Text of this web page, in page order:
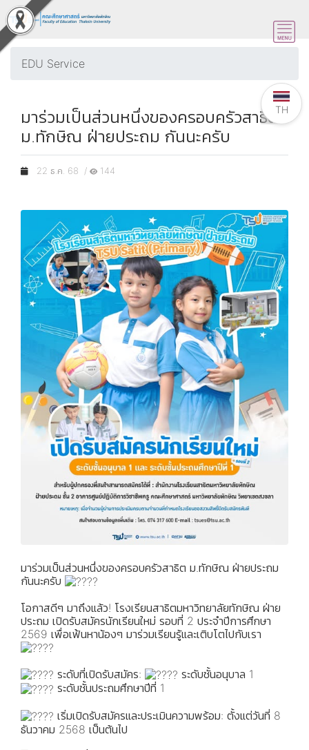
EDU Service
มาร่วมเป็นส่วนหนึ่งของครอบครัวสาธิต
ม.ทักษิณ ฝ่ายประถม กันนะครับ
22 ธ.ค. 68 / 144
มาร่วมเป็นส่วนหนึ่งของครอบครัวสาธิต ม.ทักษิณ ฝ่ายประถม
กันนะครับ
โอกาสดีๆ มาถึงแล้ว! โรงเรียนสาธิตมหาวิทยาลัยทักษิณ ฝ่าย
ประถม เปิดรับสมัครนักเรียนใหม่ รอบที่ 2 ประจำปีการศึกษา
2569 เพื่อเฟ้นหาน้องๆ มาร่วมเรียนรู้และเติบโตไปกับเรา
ระดับที่เปิดรับสมัคร:
ระดับชั้นอนุบาล 1
ระดับชั้นประถมศึกษาปีที่ 1
เริ่มเปิดรับสมัครและประเมินความพร้อม: ตั้งแต่วันที่ 8
ธันวาคม 2568 เป็นต้นไป
TH